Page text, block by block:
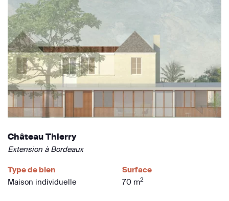
Château Thierry
Extension à Bordeaux
Type de bien
Maison individuelle
Surface
70 m2